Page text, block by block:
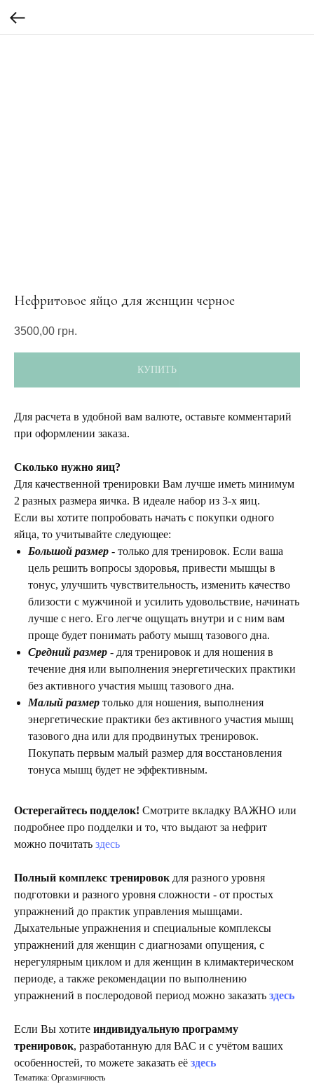
Нефритовое яйцо для женщин черное
3500,00 грн.
КУПИТЬ
Для расчета в удобной вам валюте, оставьте комментарий
при оформлении заказа.
Сколько нужно яиц?
Для качественной тренировки Вам лучше иметь минимум
2 разных размера яичка. В идеале набор из 3-х яиц.
Если вы хотите попробовать начать с покупки одного
яйца, то учитывайте следующее:
Большой размер - только для тренировок. Если ваша
цель решить вопросы здоровья, привести мышцы в
тонус, улучшить чувствительность, изменить качество
близости с мужчиной и усилить удовольствие, начинать
лучше с него. Его легче ощущать внутри и с ним вам
проще будет понимать работу мышц тазового дна.
Средний размер - для тренировок и для ношения в
течение дня или выполнения энергетических практики
без активного участия мышц тазового дна.
Малый размер только для ношения, выполнения
энергетические практики без активного участия мышц
тазового дна или для продвинутых тренировок.
Покупать первым малый размер для восстановления
тонуса мышц будет не эффективным.
Остерегайтесь подделок! Смотрите вкладку ВАЖНО или
подробнее про подделки и то, что выдают за нефрит
можно почитать здесь
Полный комплекс тренировок для разного уровня
подготовки и разного уровня сложности - от простых
упражнений до практик управления мышцами.
Дыхательные упражнения и специальные комплексы
упражнений для женщин с диагнозами опущения, с
нерегулярным циклом и для женщин в климактерическом
периоде, а также рекомендации по выполнению
упражнений в послеродовой период можно заказать здесь
Если Вы хотите индивидуальную программу
тренировок, разработанную для ВАС и с учётом ваших
особенностей, то можете заказать её здесь
Тематика: Оргазмичность